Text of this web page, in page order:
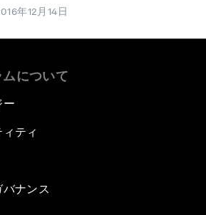
年12月14日
について
ー
ティ
ナンス